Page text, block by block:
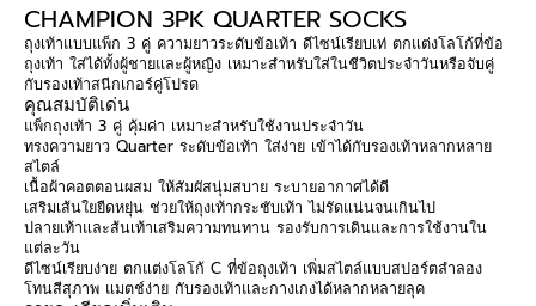
CHAMPION 3PK QUARTER SOCKS
ถุงเท้าแบบแพ็ก 3 คู่ ความยาวระดับข้อเท้า ดีไซน์เรียบเท่ ตกแต่งโลโก้ที่ข้อ
ถุงเท้า ใส่ได้ทั้งผู้ชายและผู้หญิง เหมาะสำหรับใส่ในชีวิตประจำวันหรือจับคู่
กับรองเท้าสนีกเกอร์คู่โปรด
คุณสมบัติเด่น
แพ็กถุงเท้า 3 คู่ คุ้มค่า เหมาะสำหรับใช้งานประจำวัน
ทรงความยาว Quarter ระดับข้อเท้า ใส่ง่าย เข้าได้กับรองเท้าหลากหลาย
สไตล์
เนื้อผ้าคอตตอนผสม ให้สัมผัสนุ่มสบาย ระบายอากาศได้ดี
เสริมเส้นใยยืดหยุ่น ช่วยให้ถุงเท้ากระชับเท้า ไม่รัดแน่นจนเกินไป
ปลายเท้าและส้นเท้าเสริมความทนทาน รองรับการเดินและการใช้งานใน
แต่ละวัน
ดีไซน์เรียบง่าย ตกแต่งโลโก้ C ที่ข้อถุงเท้า เพิ่มสไตล์แบบสปอร์ตลำลอง
โทนสีสุภาพ แมตช์ง่าย กับรองเท้าและกางเกงได้หลากหลายลุค